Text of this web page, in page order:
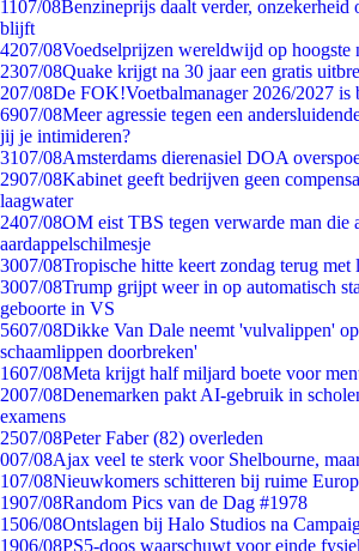
1107/08Benzineprijs daalt verder, onzekerheid
blijft
4207/08Voedselprijzen wereldwijd op hoogste
2307/08Quake krijgt na 30 jaar een gratis
207/08De FOK!Voetbalmanager 2026/2027 is
6907/08Meer agressie tegen een
jij je intimideren?
3107/08Amsterdams dierenasiel DOA
2907/08Kabinet geeft bedrijven geen
laagwater
2407/08OM eist TBS tegen verwarde man die
aardappelschilmesje
3007/08Tropische hitte keert zondag terug met
3007/08Trump grijpt weer in op automatisch
geboorte in VS
5607/08Dikke Van Dale neemt 'vulvalippen'
schaamlippen doorbreken'
1607/08Meta krijgt half miljard boete voor
2007/08Denemarken pakt AI-gebruik in
examens
2507/08Peter Faber (82) overleden
007/08Ajax veel te sterk voor Shelbourne,
107/08Nieuwkomers schitteren bij ruime
1907/08Random Pics van de Dag #1978
1506/08Ontslagen bij Halo Studios na
1906/08PS5-doos waarschuwt voor einde